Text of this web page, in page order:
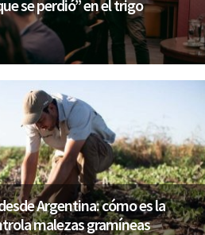
se perdió” en el trigo
Argentina: cómo es la
malezas gramíneas